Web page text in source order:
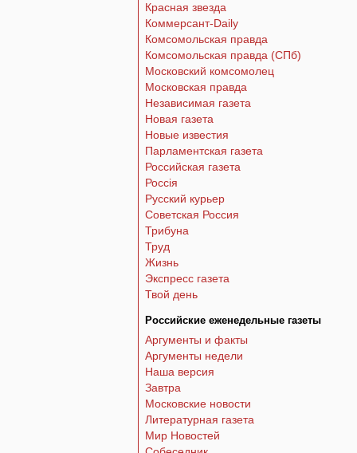
Красная звезда
Коммерсант-Daily
Комсомольская правда
Комсомольская правда (СПб)
Московский комсомолец
Московская правда
Независимая газета
Новая газета
Новые известия
Парламентская газета
Российская газета
Россiя
Русский курьер
Советская Россия
Трибуна
Труд
Жизнь
Экспресс газета
Твой день
Российские еженедельные газеты
Аргументы и факты
Аргументы недели
Наша версия
Завтра
Московские новости
Литературная газета
Мир Новостей